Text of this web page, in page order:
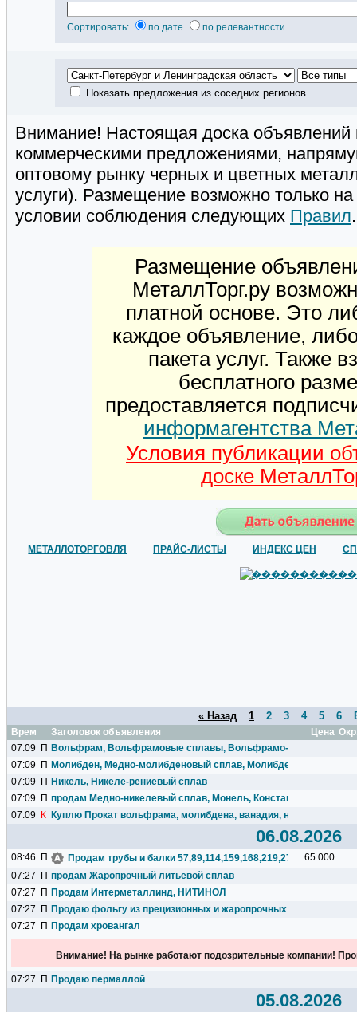
Сортировать: по дате по релевантности
Показать предложения из соседних регионов
Внимание! Настоящая доска
коммерческими предложениями,
оптовому рынку черных и цветных
услуги). Размещение возможно только на
условии соблюдения следующих Правил.
Размещение
МеталлТорг.ру
платной основе. Это
каждое объявление,
пакета услуг. Также
бесплатного
предоставляется
информагентства
Условия публикации
доске
МЕТАЛЛОТОРГОВЛЯ ПРАЙС-ЛИСТЫ ИНДЕКС ЦЕН
« Назад 1 2 3 4 5 6
Время Заголовок объявления Цена
07:09
П Вольфрам, Вольфрамовые сплавы, Вольфрамо-рениевые
07:09 П Молибден, Медно-молибденовый сплав, Молибдено-рениевый
07:09
П Никель, Никеле-рениевый сплав
07:09 П продам Медно-никелевый сплав, Монель, Константан.
07:09
К Куплю Прокат вольфрама, молибдена, ванадия, ниобия,
06.08.2026
08:46 П Продам трубы и балки
65 000
07:27
П продам Жаропрочный литьевой сплав
07:27
П Продам Интерметаллинд, НИТИНОЛ
07:27
П Продаю фольгу из прецизионных и жаропрочных сплавов
07:27
П Продам хровангал
Внимание! На рынке работают подозрительные компании!
07:27 П Продаю пермаллой
05.08.2026